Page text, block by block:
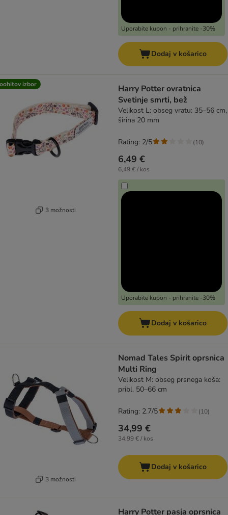
Uporabite kupon - prihranite -30%
Dodaj v košarico
izbor
3 možnosti
Harry Potter ovratnica
Svetinje smrti, bež
Velikost L: obseg vratu: 35–56 cm,
širina 20 mm
6,49 €
6,49 € / kos
Uporabite kupon - prihranite -30%
Rating: 2/5 (10)
Dodaj v košarico
3 možnosti
Nomad Tales Spirit oprsnica
Multi Ring
Velikost M: obseg prsnega koša:
pribl. 50–66 cm
34,99 €
34,99 € / kos
Rating: 2.7/5 (10)
Dodaj v košarico
Harry Potter pasja oprsnica